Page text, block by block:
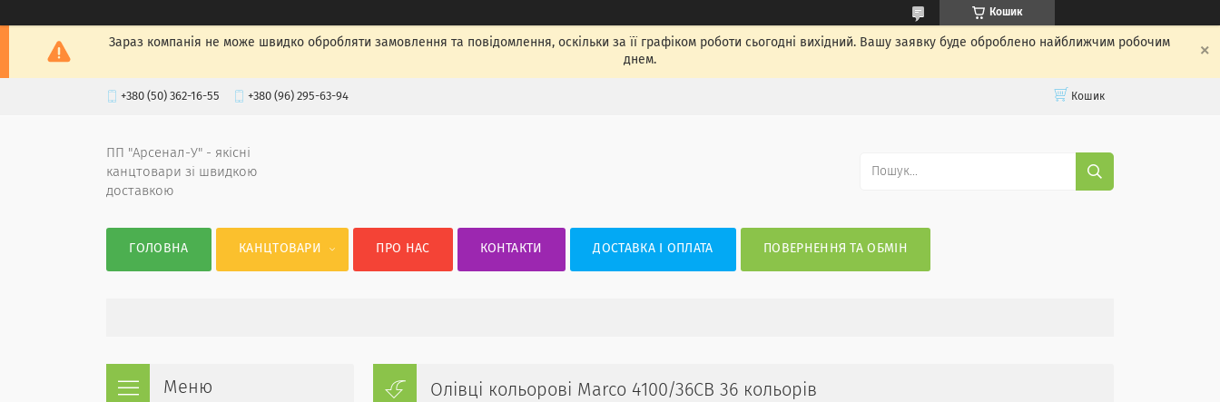
Кошик
Зараз компанія не може швидко обробляти замовлення та повідомлення, оскільки за її графіком роботи сьогодні вихідний. Вашу заявку буде оброблено найближчим робочим
днем.
+380 (50) 362-16-55 +380 (96) 295-63-94 Кошик
ПП "Арсенал-У" - якісні
канцтовари зі швидкою
доставкою
ГОЛОВНА КАНЦТОВАРИ ПРО НАС КОНТАКТИ ДОСТАВКА І ОПЛАТА ПОВЕРНЕННЯ ТА ОБМІН
Олівці кольорові Marco 4100/36CB 36 кольорів